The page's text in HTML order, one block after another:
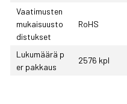
Vaatimusten
mukaisuusto
distukset
RoHS
Lukumäärä p
er pakkaus
2576 kpl